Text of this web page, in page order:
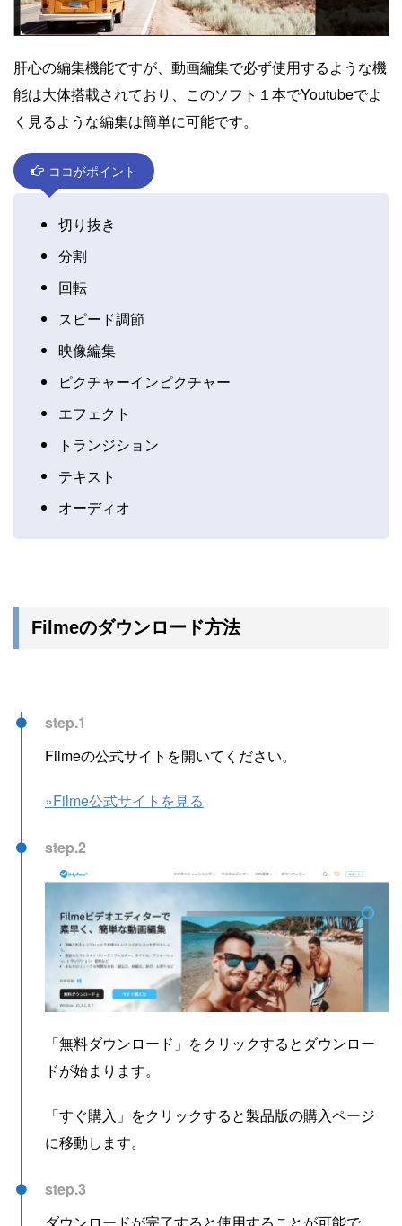
肝心の編集機能ですが、動画編集で必ず使用するような機
能は大体搭載されており、このソフト１本でYoutubeでよ
く見るような編集は簡単に可能です。
ココがポイント
切り抜き
分割
回転
スピード調節
映像編集
ピクチャーインピクチャー
エフェクト
トランジション
テキスト
オーディオ
Filmeのダウンロード方法
step.1
Filmeの公式サイトを開いてください。
»Filme公式サイトを見る
step.2
「無料ダウンロード」をクリックするとダウンロー
ドが始まります。
「すぐ購入」をクリックすると製品版の購入ページ
に移動します。
step.3